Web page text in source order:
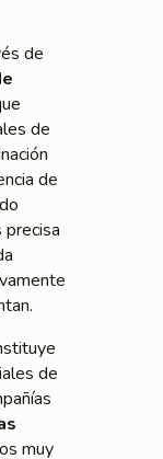
de
de
de
de
muy